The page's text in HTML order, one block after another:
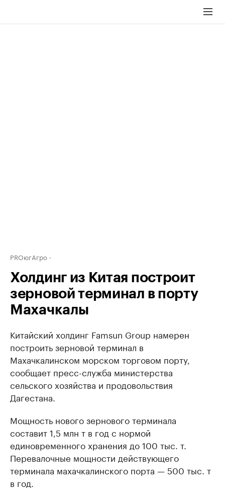
PROюгАгро
Холдинг из Китая построит
зерновой терминал в порту
Махачкалы
Китайский холдинг Famsun Group намерен
построить зерновой терминал в
Махачкалинском морском торговом порту,
сообщает пресс-служба министерства
сельского хозяйства и продовольствия
Дагестана.
Мощность нового зернового терминала
составит 1,5 млн т в год с нормой
единовременного хранения до 100 тыс. т.
Перевалочные мощности действующего
терминала махачкалинского порта — 500 тыс. т
в год.